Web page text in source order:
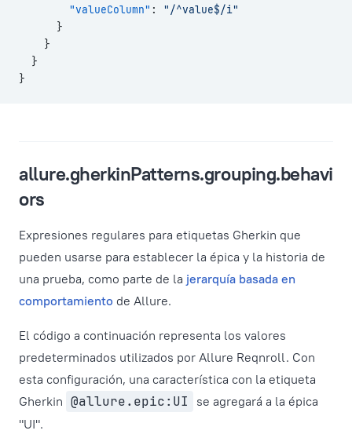
        "valueColumn"
: "/^value$/i"
      }
    }
  }
}
allure.gherkinPatterns.grouping.behavi
ors
Expresiones regulares para etiquetas Gherkin que
pueden usarse para establecer la épica y la historia de
una prueba, como parte de la jerarquía basada en
comportamiento de Allure.
El código a continuación representa los valores
predeterminados utilizados por Allure Reqnroll. Con
esta configuración, una característica con la etiqueta
Gherkin @allure.epic:UI
se agregará a la épica
"UI".